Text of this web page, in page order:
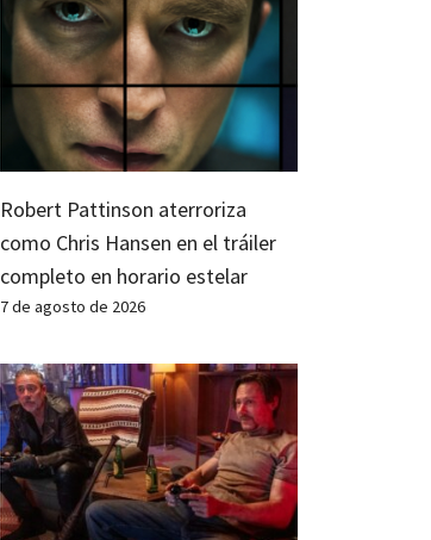
Robert Pattinson aterroriza
como Chris Hansen en el tráiler
completo en horario estelar
7 de agosto de 2026